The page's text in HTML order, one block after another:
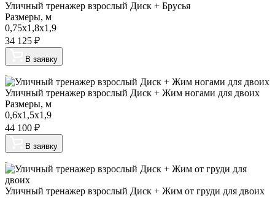
Уличный тренажер взрослый Диск + Брусья
Размеры, м
0,75х1,8х1,9
34 125 ₽
В заявку
Уличный тренажер взрослый Диск + Жим ногами для двоих
Размеры, м
0,6х1,5х1,9
44 100 ₽
В заявку
Уличный тренажер взрослый Диск + Жим от груди для двоих